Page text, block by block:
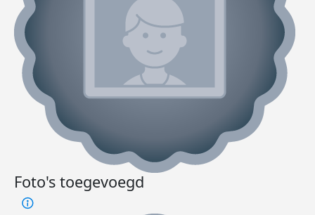
Foto's toegevoegd